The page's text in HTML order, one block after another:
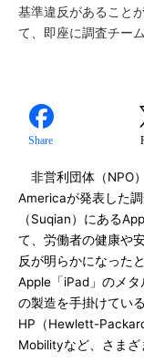
基準違反があること
て、即座に調査チー
Share
非営利団体（NPO
Americaが発表した
（Suqian）にある
て、労働者の健康や
反が明らかになった
Apple「iPad」のメ
の製造を手掛けてい
HP（Hewlett-
Mobilityなど、さまざ